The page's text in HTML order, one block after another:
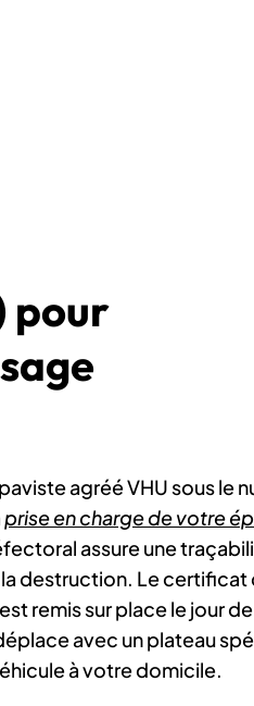
pour
agréé VHU sous le
prise en charge de votre
assure une
destruction. Le certificat
remis sur place le jour
avec un plateau
à votre domicile.